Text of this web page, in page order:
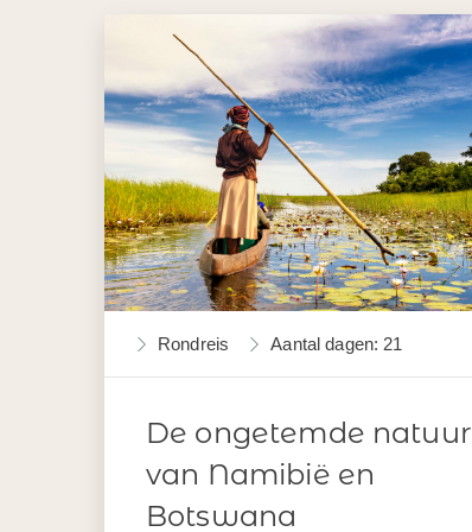
Rondreis Aantal dagen: 21
De ongetemde natuur
van Namibië en
Botswana